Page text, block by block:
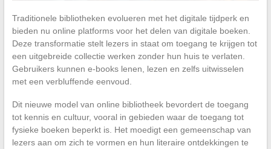
Traditionele bibliotheken evolueren met het digitale tijdperk en
bieden nu online platforms voor het delen van digitale boeken.
Deze transformatie stelt lezers in staat om toegang te krijgen tot
een uitgebreide collectie werken zonder hun huis te verlaten.
Gebruikers kunnen e-books lenen, lezen en zelfs uitwisselen
met een verbluffende eenvoud.
Dit nieuwe model van online bibliotheek bevordert de toegang
tot kennis en cultuur, vooral in gebieden waar de toegang tot
fysieke boeken beperkt is. Het moedigt een gemeenschap van
lezers aan om zich te vormen en hun literaire ontdekkingen te